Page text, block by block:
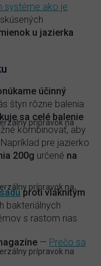
systéme ako je
u jazierka
účinný
štyri rôzne balenia
sa celé balenie
kombinovať, aby
pre jazierko
200g určené na
proti vláknitým
bakteriálnych
s rastom rias.
— Prečo sa
prípravok na
prípravok na
prípravok na